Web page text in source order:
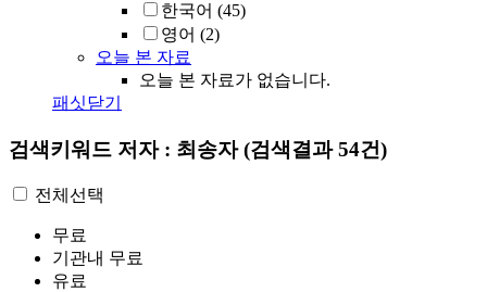
한국어 (45)
영어 (2)
오늘 본 자료
오늘 본 자료가 없습니다.
패싯닫기
검색키워드 저자 : 최송자(검색결과 54건)
전체선택
무료
기관내 무료
유료